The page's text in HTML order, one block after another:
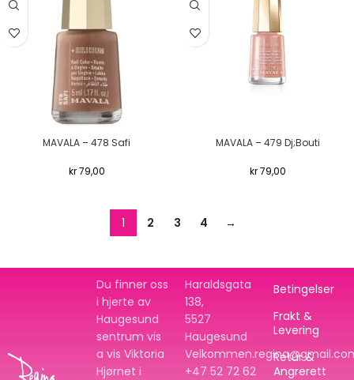
MAVALA – 478 Safi
kr79,00
MAVALA – 479 Dj;Bouti
kr79,00
1 2 3 4 →
Du finner oss
i hjerte av
Haugesund
sentrum vis
a vis Viktoria
Hjørnet i
Haraldsgata
138,
5527
Haugesund
+47 52 72 62
Betingelser
Frakt &
Levering
Retur &
Angrerett